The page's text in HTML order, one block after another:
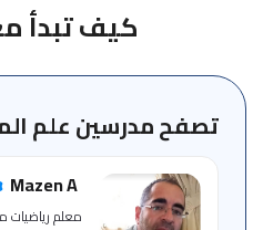
الأساسية
للمنصة
الإرشادي
كيف تبدأ
تصفح مدرسين علم
Mazen A
معلم رياضيات